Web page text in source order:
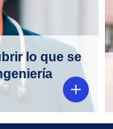
lo que se
del